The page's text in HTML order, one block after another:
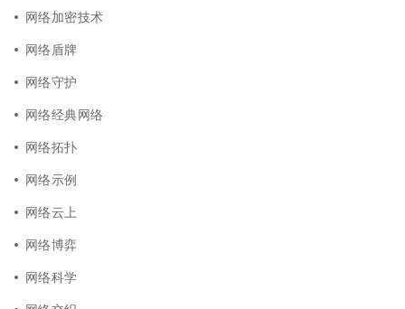
网络加密技术
网络盾牌
网络守护
网络经典网络
网络拓扑
网络示例
网络云上
网络博弈
网络科学